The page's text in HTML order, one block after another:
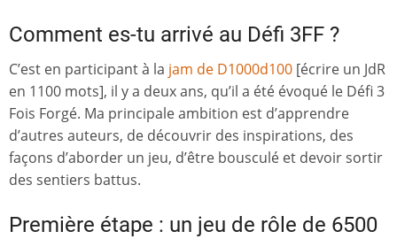
Comment es-tu arrivé au Défi 3FF ?
C’est en participant à la jam de D1000d100 [écrire un JdR
en 1100 mots], il y a deux ans, qu’il a été évoqué le Défi 3
Fois Forgé. Ma principale ambition est d’apprendre
d’autres auteurs, de découvrir des inspirations, des
façons d’aborder un jeu, d’être bousculé et devoir sortir
des sentiers battus.
Première étape : un jeu de rôle de 6500